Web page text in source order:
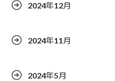
2024年12月
2024年11月
2024年5月